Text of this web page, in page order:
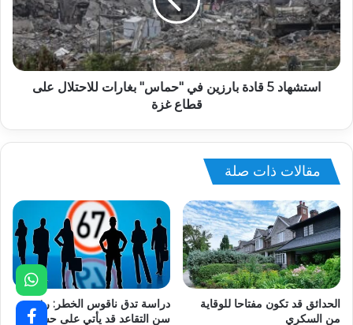
استشهاد 5 قادة بارزين في "حماس" بغارات للاحتلال على
قطاع غزة
مقالات ذات صلة
الحدائق قد تكون مفتاحا للوقاية
من السكري
دراسة تدق ناقوس الخطر: رفع
سن التقاعد قد يأتي على حساب